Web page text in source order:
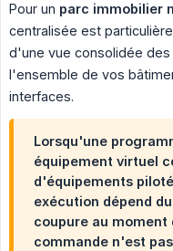
Pour un parc immobilier
centralisée est
d'une vue consolidée
l'ensemble de vos
interfaces.
Lorsqu'une
équipement virtuel
d'équipements
exécution dépend
coupure au
commande n'est